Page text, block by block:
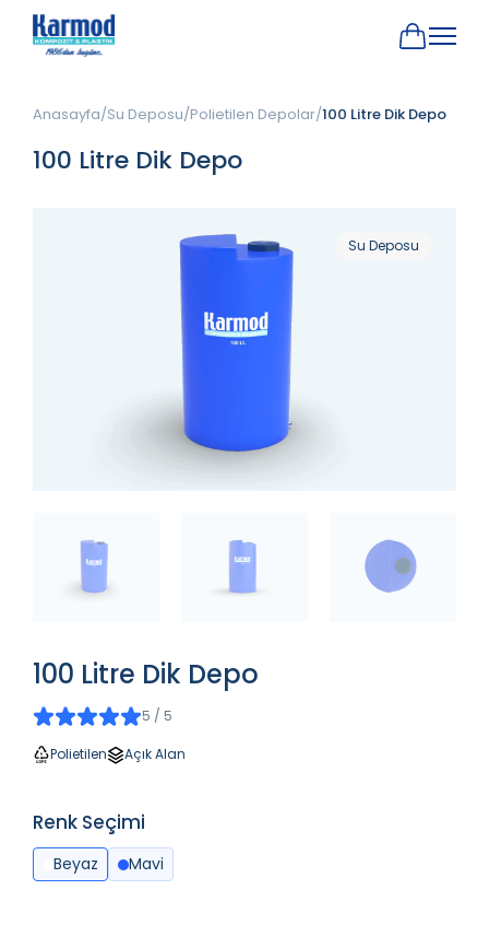
Anasayfa Su Deposu Polietilen Depolar 100 Litre Dik Depo
100 Litre Dik Depo
Su Deposu
100 Litre Dik Depo
5 / 5
Polietilen Açık Alan
Renk Seçimi
Beyaz Mavi